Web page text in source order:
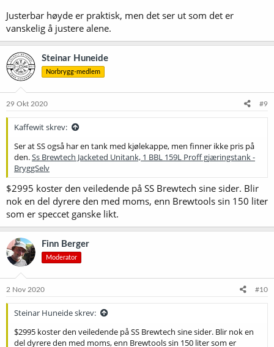
Justerbar høyde er praktisk, men det ser ut som det er
vanskelig å justere alene.
Steinar Huneide
Norbrygg-medlem
29 Okt 2020 #9
Kaffewit skrev:
Ser at SS også har en tank med kjølekappe, men finner ikke pris på
den.Ss Brewtech Jacketed Unitank, 1 BBL 159L Proff gjæringstank -
BryggSelv
$2995 koster den veiledende på SS Brewtech sine sider. Blir
nok en del dyrere den med moms, enn Brewtools sin 150 liter
som er speccet ganske likt.
Finn Berger
Moderator
2 Nov 2020 #10
Steinar Huneide skrev:
$2995 koster den veiledende på SS Brewtech sine sider. Blir nok en
del dyrere den med moms, enn Brewtools sin 150 liter som er